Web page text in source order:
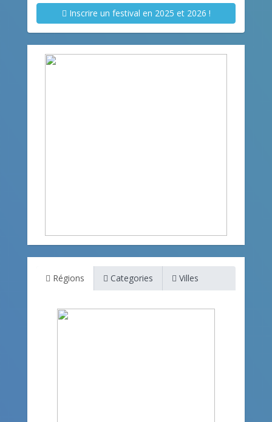
Inscrire un festival en 2025 et 2026 !
Régions Categories Villes